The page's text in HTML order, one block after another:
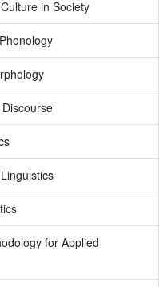
in Society
for Applied